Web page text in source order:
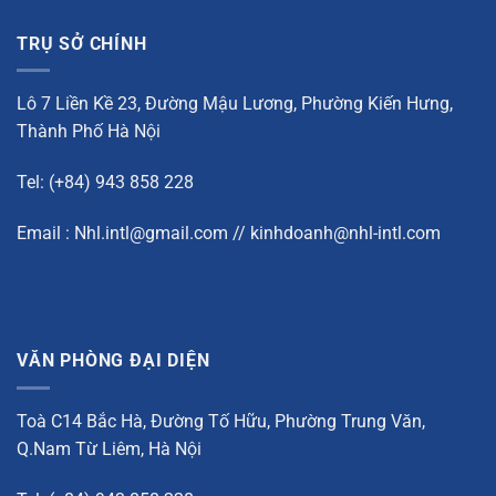
TRỤ SỞ CHÍNH
Lô 7 Liền Kề 23, Đường Mậu Lương, Phường Kiến Hưng,
Thành Phố Hà Nội
Tel: (+84) 943 858 228
Email : Nhl.intl@gmail.com // kinhdoanh@nhl-intl.com
VĂN PHÒNG ĐẠI DIỆN
Toà C14 Bắc Hà, Đường Tố Hữu, Phường Trung Văn,
Q.Nam Từ Liêm, Hà Nội